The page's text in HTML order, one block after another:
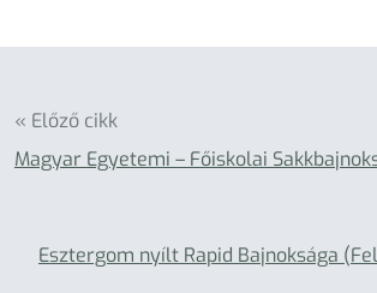
« Előző cikk
Magyar Egyetemi – Főiskolai
Esztergom nyílt Rapid Bajnoksága